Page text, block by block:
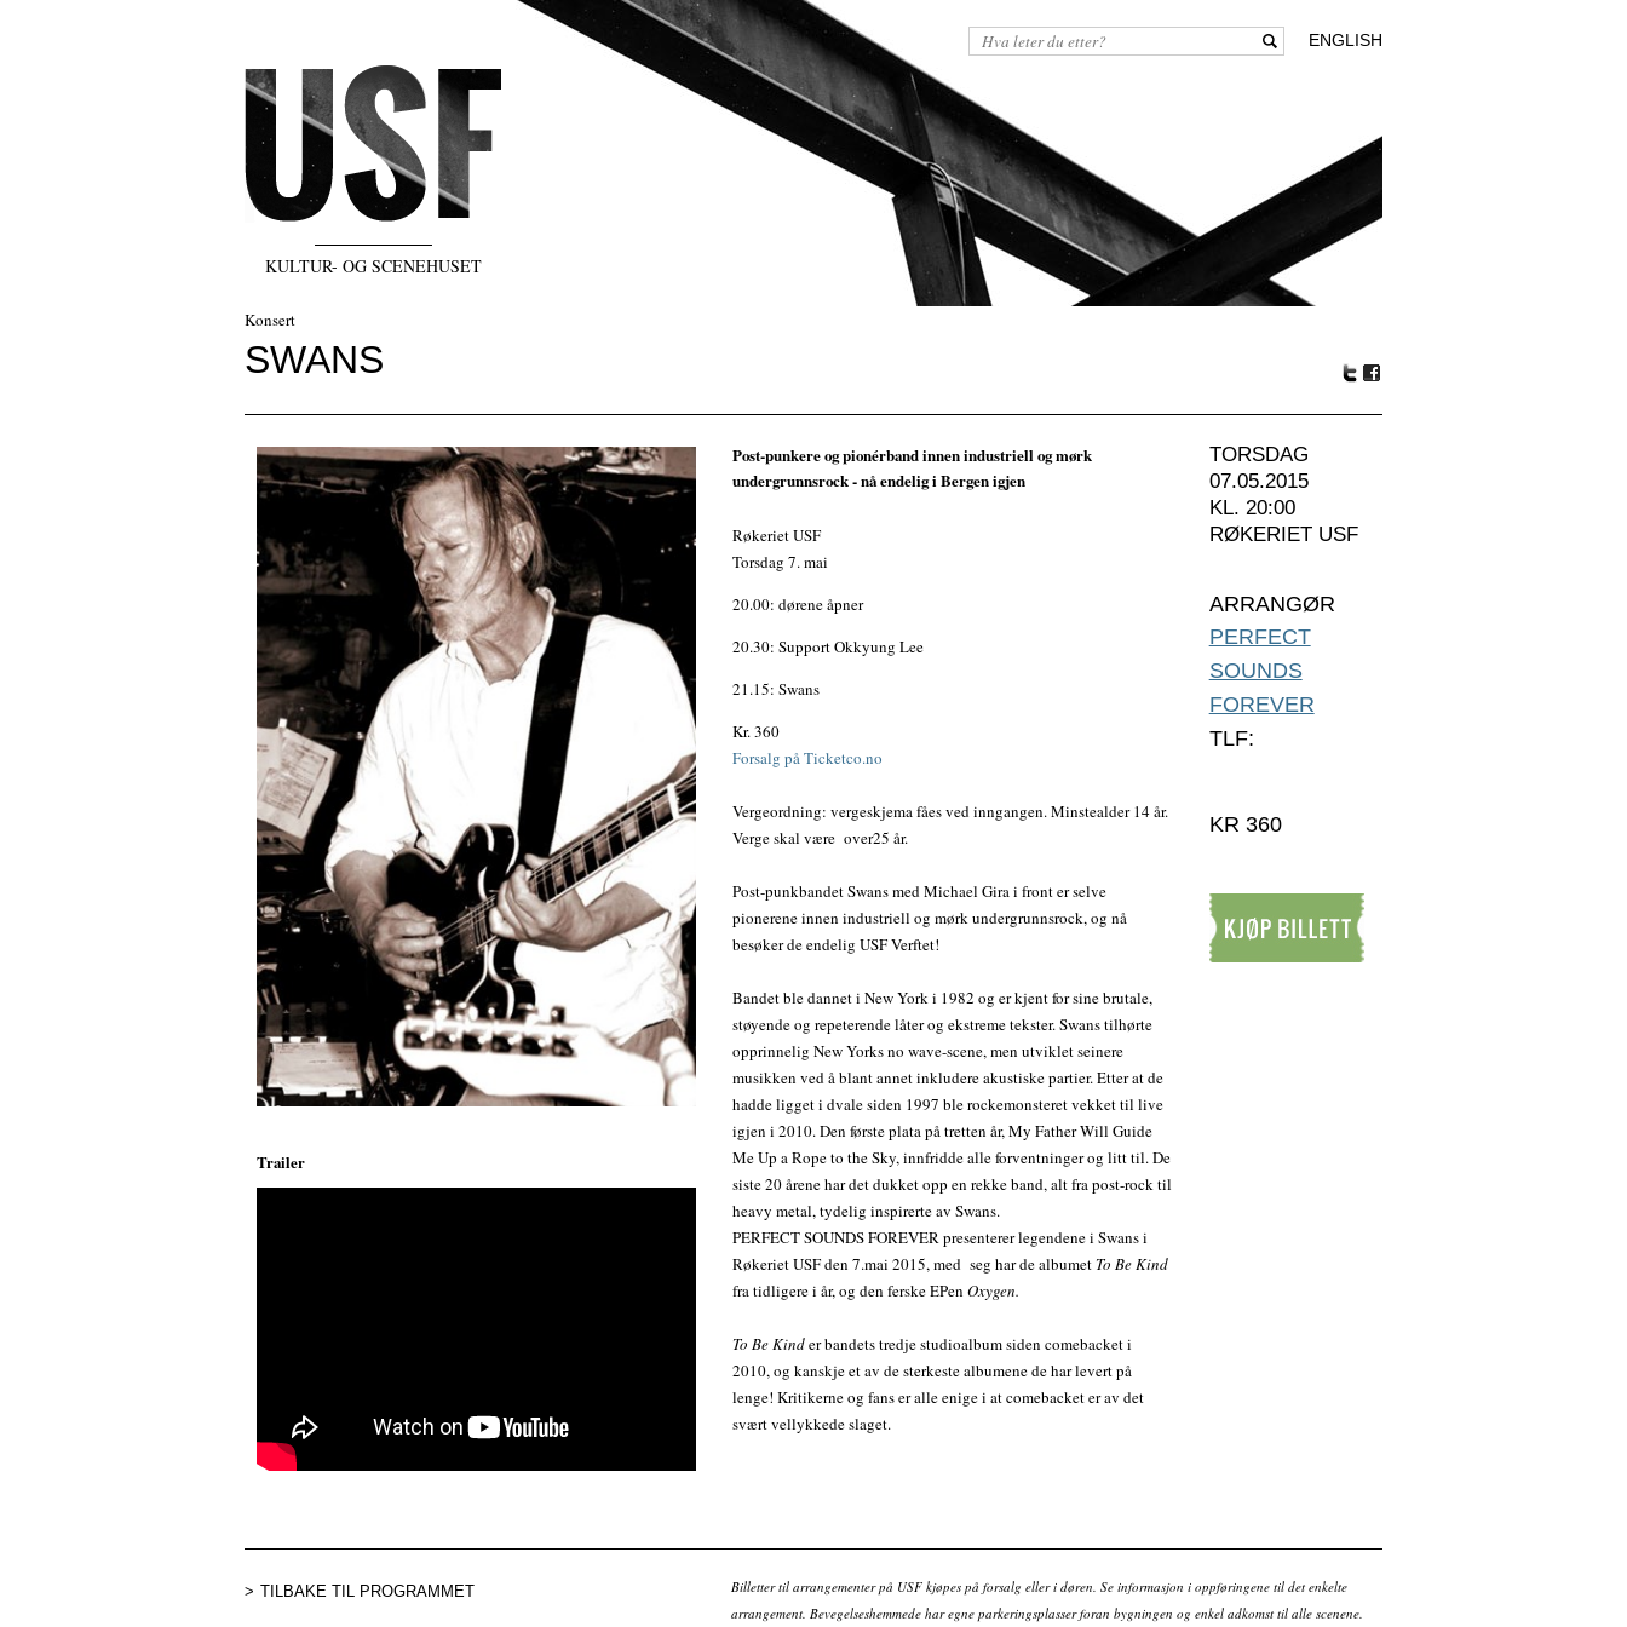
KULTUR- OG SCENEHUSET
ENGLISH
Konsert
SWANS
Trailer
Post-punkere og pionérband innen industriell og mørk
undergrunnsrock - nå endelig i Bergen igjen
Røkeriet USF
Torsdag 7. mai
20.00: dørene åpner
20.30: Support Okkyung Lee
21.15: Swans
Kr. 360
Forsalg på Ticketco.no
Vergeordning: vergeskjema fåes ved inngangen. Minstealder 14 år.
Verge skal være over25 år.
Post-punkbandet Swans med Michael Gira i front er selve
pionerene innen industriell og mørk undergrunnsrock, og nå
besøker de endelig USF Verftet!
Bandet ble dannet i New York i 1982 og er kjent for sine brutale,
støyende og repeterende låter og ekstreme tekster. Swans tilhørte
opprinnelig New Yorks no wave-scene, men utviklet seinere
musikken ved å blant annet inkludere akustiske partier. Etter at de
hadde ligget i dvale siden 1997 ble rockemonsteret vekket til live
igjen i 2010. Den første plata på tretten år, My Father Will Guide
Me Up a Rope to the Sky, innfridde alle forventninger og litt til. De
siste 20 årene har det dukket opp en rekke band, alt fra post-rock til
heavy metal, tydelig inspirerte av Swans.
PERFECT SOUNDS FOREVER presenterer legendene i Swans i
Røkeriet USF den 7.mai 2015, med seg har de albumet To Be Kind
fra tidligere i år, og den ferske EPenOxygen.
To Be Kinder bandets tredje studioalbum siden comebacket i
2010, og kanskje et av de sterkeste albumene de har levert på
lenge! Kritikerne og fans er alle enige i at comebacket er av det
svært vellykkede slaget.
TORSDAG
07.05.2015
KL. 20:00
RØKERIET USF
ARRANGØR
PERFECT
SOUNDS
FOREVER
TLF:
KR 360
TILBAKE TIL PROGRAMMET
Billetter til arrangementer på USF kjøpes på forsalg eller i døren. Se informasjon i oppføringene til det enkelte
arrangement. Bevegelseshemmede har egne parkeringsplasser foran bygningen og enkel adkomst til alle scenene.